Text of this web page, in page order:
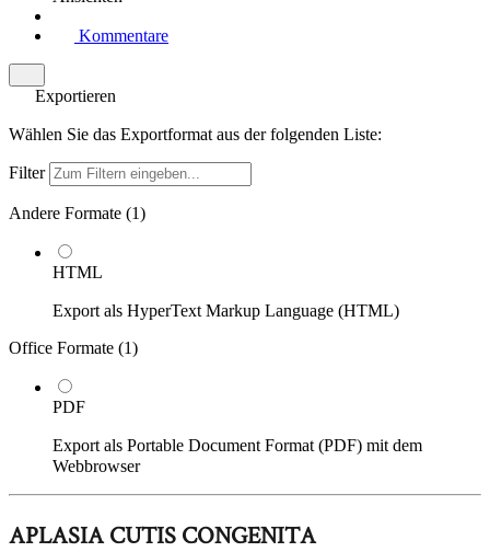
Kommentare
Exportieren
Wählen Sie das Exportformat aus der folgenden Liste:
Filter
Andere Formate (1)
HTML
Export als HyperText Markup Language (HTML)
Office Formate (1)
PDF
Export als Portable Document Format (PDF) mit dem
Webbrowser
APLASIA CUTIS CONGENITA